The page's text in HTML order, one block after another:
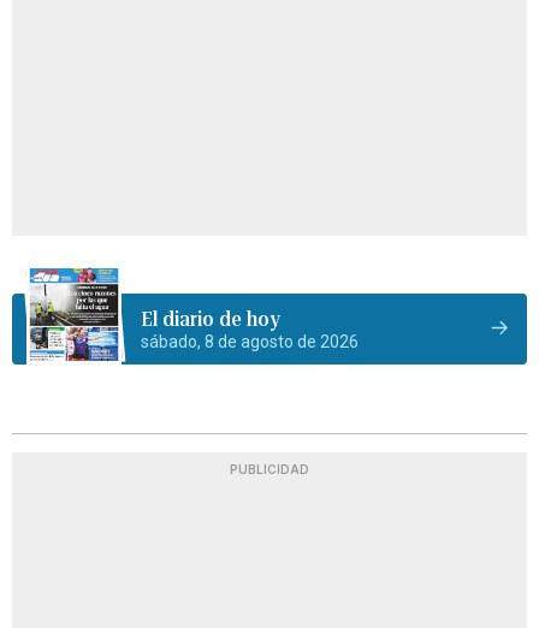
El diario de hoy
sábado, 8 de agosto de 2026
PUBLICIDAD